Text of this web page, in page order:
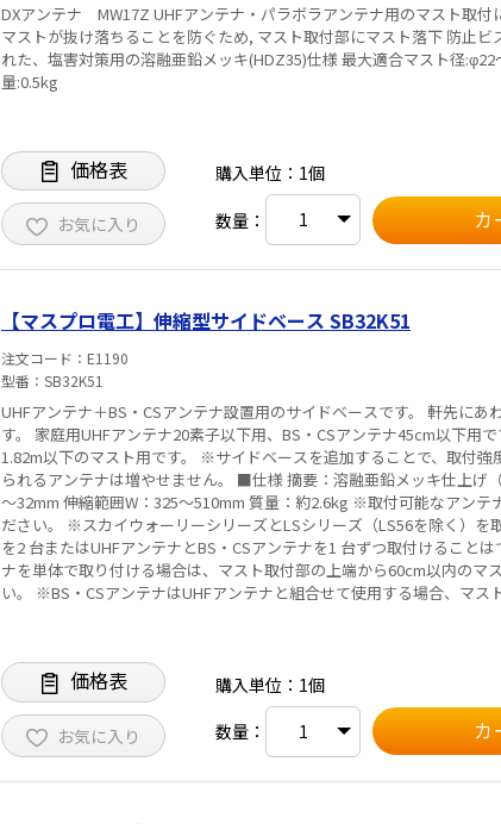
DXアンテナ MW17Z UHFアンテナ・パラボラアンテナ用のマスト取付に便利な金物
マストが抜け落ちることを防ぐため, マスト取付部にマスト落下 防止ビスが付い
れた、塩害対策用の溶融亜鉛メッキ(HDZ35)仕様 最大適合マスト径:φ22～27.2mm 突出し長:16.5cm 質
量:0.5kg
価格表
お気に入り
購入単位：1個
数量：
【マスプロ電工】伸縮型サイドベース SB32K51
注文コード
E1190
型番
SB32K51
UHFアンテナ＋BS・CSアンテナ設置用のサイドベースです。 軒先にあ
す。 家庭用UHFアンテナ20素子以下用、BS・CSアンテナ45cm以下用
1.82m以下のマスト用です。 ※サイドベースを追加することで、取付強
られるアンテナは増やせません。 ■仕様 摘要：溶融亜鉛メッキ仕上げ（HDZ35） 適合マスト径：φ25
～32mm 伸縮範囲W：325～510mm 質量：約2.6kg ※取付可能なアンテナは、取扱説明書にてご確認く
ださい。 ※スカイウォーリーシリーズとLSシリーズ（LS56を除く）を
を2 台またはUHFアンテナとBS・CSアンテナを1 台ずつ取付けること
ナを単体で取り付ける場合は、マスト取付部の上端から60cm以内のマ
い。 ※BS・CSアンテナはUHFアンテナと組合せて使用する場合、マス
価格表
お気に入り
購入単位：1個
数量：